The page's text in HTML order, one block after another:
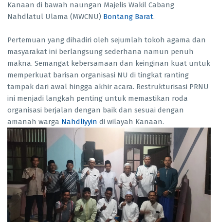
Kanaan di bawah naungan Majelis Wakil Cabang
Nahdlatul Ulama (MWCNU) Bontang Barat.
Pertemuan yang dihadiri oleh sejumlah tokoh agama dan
masyarakat ini berlangsung sederhana namun penuh
makna. Semangat kebersamaan dan keinginan kuat untuk
memperkuat barisan organisasi NU di tingkat ranting
tampak dari awal hingga akhir acara. Restrukturisasi PRNU
ini menjadi langkah penting untuk memastikan roda
organisasi berjalan dengan baik dan sesuai dengan
amanah warga Nahdliyyin di wilayah Kanaan.